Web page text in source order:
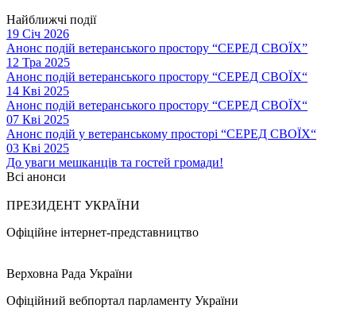
Найближчі події
19 Січ 2026
Анонс подій ветеранського простору “СЕРЕД СВОЇХ”
12 Тра 2025
Анонс подій ветеранського простору “СЕРЕД СВОЇХ“
14 Кві 2025
Анонс подій ветеранського простору “СЕРЕД СВОЇХ“
07 Кві 2025
Анонс подій у ветеранському просторі “СЕРЕД СВОЇХ“
03 Кві 2025
До уваги мешканців та гостей громади!
Всі анонси
ПРЕЗИДЕНТ УКРАЇНИ
Офіційне інтернет-представництво
Верховна Рада України
Офіційний вебпортал парламенту України